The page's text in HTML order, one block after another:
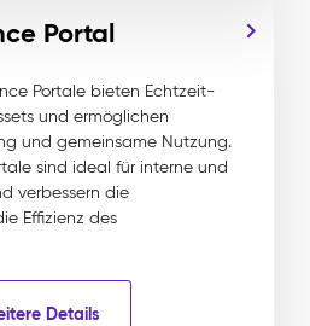
Portal
Portale bieten Echtzeit-
und ermöglichen
und gemeinsame Nutzung.
sind ideal für interne und
verbessern die
Effizienz des
Details